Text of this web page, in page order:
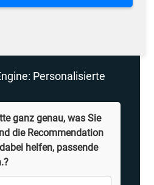
Personalisierte
ganz genau, was Sie
die Recommendation
helfen, passende